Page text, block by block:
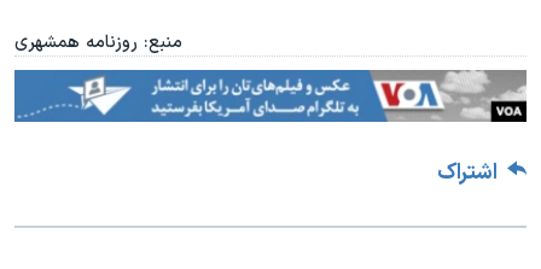
منبع: روزنامه همشهری
اشتراک